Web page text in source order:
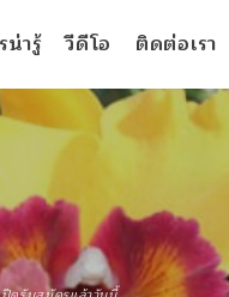
น่ารู้ วีดีโอ ติดต่อเรา